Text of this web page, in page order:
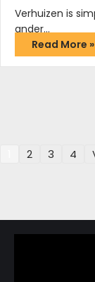
Verhuizen is
ander…
Read More »
2 3 4